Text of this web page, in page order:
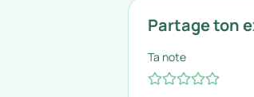
Partage ton
Ta note